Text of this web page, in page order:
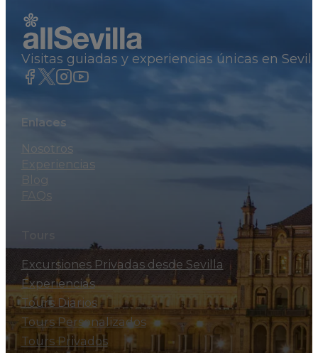
Visitas guiadas y experiencias únicas en
Enlaces
Nosotros
Experiencias
Blog
FAQs
Excursiones Privadas desde Sevilla
Experiencias
Tours Diarios
Tours Personalizados
Tours Privados